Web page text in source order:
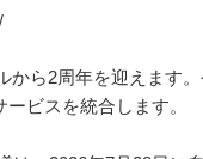
ら2周年を迎えます
ビスを統合します。